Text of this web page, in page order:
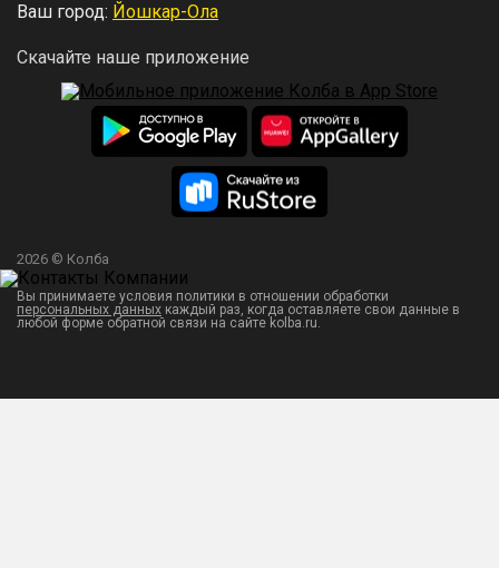
Ваш город: Йошкар-Ола
Скачайте наше приложение
2026 © Колба
Вы принимаете условия политики в отношении обработки
персональных данных каждый раз, когда оставляете свои данные в
любой форме обратной связи на сайте kolba.ru.